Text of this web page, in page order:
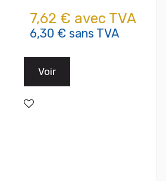
7,62 € avec TVA
6,30 € sans TVA
Voir